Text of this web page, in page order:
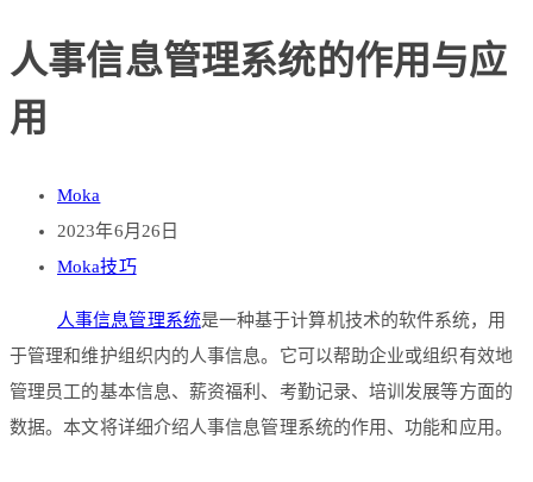
人事信息管理系统的作用与应
用
Moka
2023年6月26日
Moka技巧
人事信息管理系统是一种基于计算机技术的软件系统，用
于管理和维护组织内的人事信息。它可以帮助企业或组织有效地
管理员工的基本信息、薪资福利、考勤记录、培训发展等方面的
数据。本文将详细介绍人事信息管理系统的作用、功能和应用。